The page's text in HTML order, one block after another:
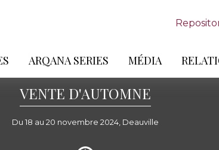
ARQANA SERIES MÉDIA
VENTE D'AUTOMNE
Du 18 au 20 novembre 2024, Deauville